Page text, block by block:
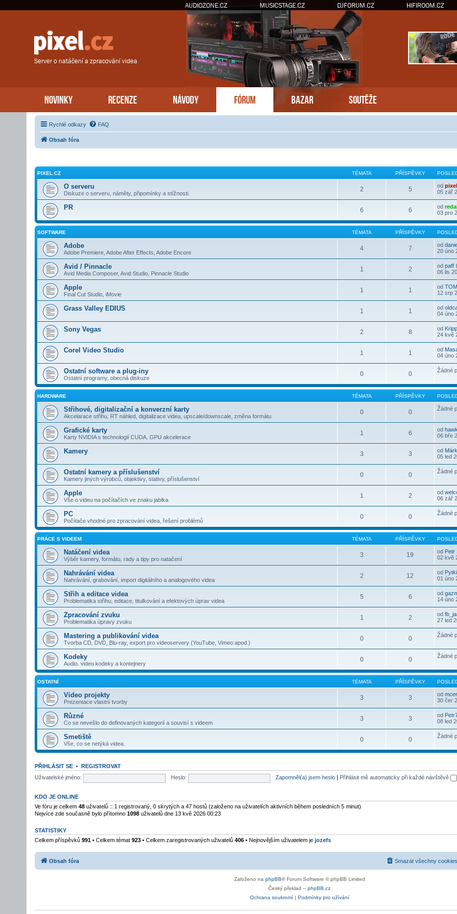
AUDIOZONE.CZ MUSICSTAGE.CZ DJFORUM.CZ HIFIROOM.CZ
Server o natáčení a zpracování videa
NOVINKY RECENZE NÁVODY FÓRUM BAZAR SOUTĚŽE
Rychlé odkazy FAQ
Obsah fóra
PIXEL.CZ TÉMATA PŘÍSPĚVKY
O serveru
Diskuze o serveru, náměty, připomínky a stížnosti.
2 5 od pixel
05 zář
PR 6 6 od
03 pro
SOFTWARE TÉMATA PŘÍSPĚVKY
Adobe
Adobe Premiere, Adobe After Effects, Adobe Encore
4 7 od
20 úno
Avid / Pinnacle
Avid Media Composer, Avid Studio, Pinnacle Studio
1 2 od paff
06 lis
Apple
Final Cut Studio, iMovie
1 1 od
12 srp
Grass Valley EDIUS 1 1 od
04 úno
Sony Vegas 2 8 od Kripp
24 kvě
Corel Video Studio 1 1 od
04 úno
Ostatní software a plug-iny
Ostatní programy, obecná diskuze
0 0 Žádné
HARDWARE TÉMATA PŘÍSPĚVKY
Střihové, digitalizační a konverzní karty
Akcelarace střihu, RT náhled, digitalizace videa, upscale/downscale, změna formátu
0 0 Žádné
Grafické karty
Karty NVIDIA s technologií CUDA, GPU akcelerace
1 6 od
06 bře
Kamery 3 3 od
05 led
Ostatní kamery a příslušenství
Kamery jiných výrobců, objektivy, stativy, příslušenství
0 0 Žádné
Apple
Vše o videu na počítačích ve znaku jablka
1 2 od
06 zář
PC
Počítače vhodné pro zpracování videa, řešení problémů
0 0 Žádné
PRÁCE S VIDEEM TÉMATA PŘÍSPĚVKY
Natáčení videa
Výběr kamery, formátu, rady a tipy pro natačení
3 19 od Petr
02 kvě
Nahrávání videa
Nahrávání, grabování, import digitálního a analogového videa
2 12 od
01 úno
Střih a editace videa
Problematika střihu, editace, titulkování a efektových úprav videa
5 6 od
14 úno
Zpracování zvuku
Problematika úpravy zvuku
1 2 od
27 led
Mastering a publikování videa
Tvorba CD, DVD, Blu-ray, export pro videoservery (YouTube, Vimeo apod.)
0 0 Žádné
Kodeky
Audio. video kodeky a kontejnery
0 0 Žádné
OSTATNÍ TÉMATA PŘÍSPĚVKY
Video projekty
Prezentace vlastní tvorby
3 3 od
30 čer
Různé
Co se nevešlo do definovaných kategorií a souvisí s videem
3 3 od
08 led
Smetiště
Vše, co se netýká videa.
0 0 Žádné
PŘIHLÁSIT SE • REGISTROVAT
Uživatelské jméno:
Heslo: Zapomněl(a) jsem heslo Přihlásit mě automaticky při každé návštěvě
KDO JE ONLINE
Ve fóru je celkem 48 uživatelů :: 1 registrovaný, 0 skrytých a 47 hostů (založeno na uživatelích aktivních během posledních 5 minut)
Nejvíce zde současně bylo přítomno 1098 uživatelů dne 13 kvě 2026 00:23
STATISTIKY
Celkem příspěvků 991 • Celkem témat 923 • Celkem zaregistrovaných uživatelů 406 • Nejnovějším uživatelem je jozefs
Obsah fóra Smazat všechny
Založeno na phpBB® Forum Software © phpBB Limited
Český překlad – phpBB.cz
Ochrana soukromí| Podmínky pro užívání